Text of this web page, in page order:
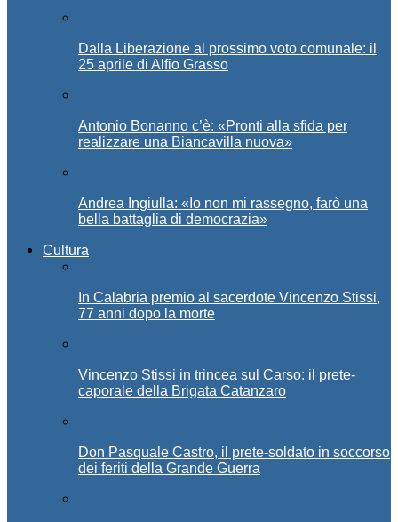
Dalla Liberazione al prossimo voto comunale: il
25 aprile di Alfio Grasso
Antonio Bonanno c’è: «Pronti alla sfida per
realizzare una Biancavilla nuova»
Andrea Ingiulla: «Io non mi rassegno, farò una
bella battaglia di democrazia»
Cultura
In Calabria premio al sacerdote Vincenzo Stissi,
77 anni dopo la morte
Vincenzo Stissi in trincea sul Carso: il prete-
caporale della Brigata Catanzaro
Don Pasquale Castro, il prete-soldato in soccorso
dei feriti della Grande Guerra